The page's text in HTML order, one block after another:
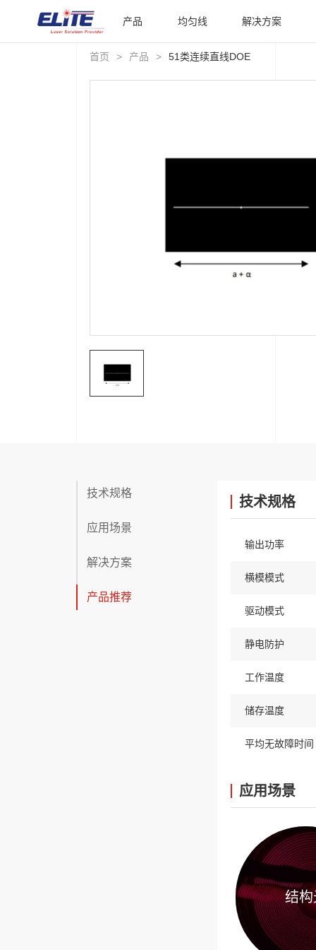
产品 均匀线 解决方案
首页 > 产品 > 51类连续直线DOE
技术规格
应用场景
解决方案
产品推荐
技术规格
输出功率
横模模式
驱动模式
静电防护
工作温度
储存温度
平均无故障时间
应用场景
结构